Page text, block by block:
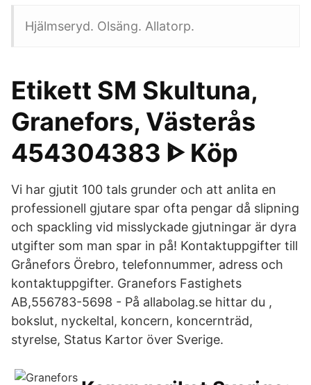
Hjälmseryd. Olsäng. Allatorp.
Etikett SM Skultuna,
Granefors, Västerås
454304383 ᐈ Köp
Vi har gjutit 100 tals grunder och att anlita en
professionell gjutare spar ofta pengar då slipning
och spackling vid misslyckade gjutningar är dyra
utgifter som man spar in på! Kontaktuppgifter till
Grånefors Örebro, telefonnummer, adress och
kontaktuppgifter. Granefors Fastighets
AB,556783-5698 - På allabolag.se hittar du ,
bokslut, nyckeltal, koncern, koncernträd,
styrelse, Status Kartor över Sverige.